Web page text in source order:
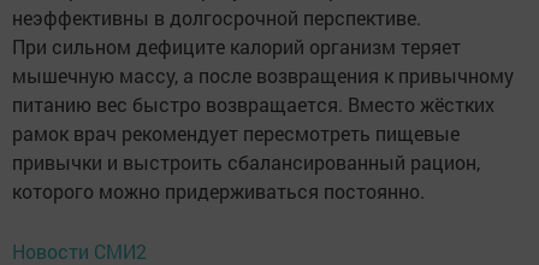
неэффективны в долгосрочной перспективе.
При сильном дефиците калорий организм теряет
мышечную массу, а после возвращения к привычному
питанию вес быстро возвращается. Вместо жёстких
рамок врач рекомендует пересмотреть пищевые
привычки и выстроить сбалансированный рацион,
которого можно придерживаться постоянно.
Новости СМИ2